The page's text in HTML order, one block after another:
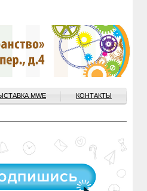
MWE КОНТАКТЫ